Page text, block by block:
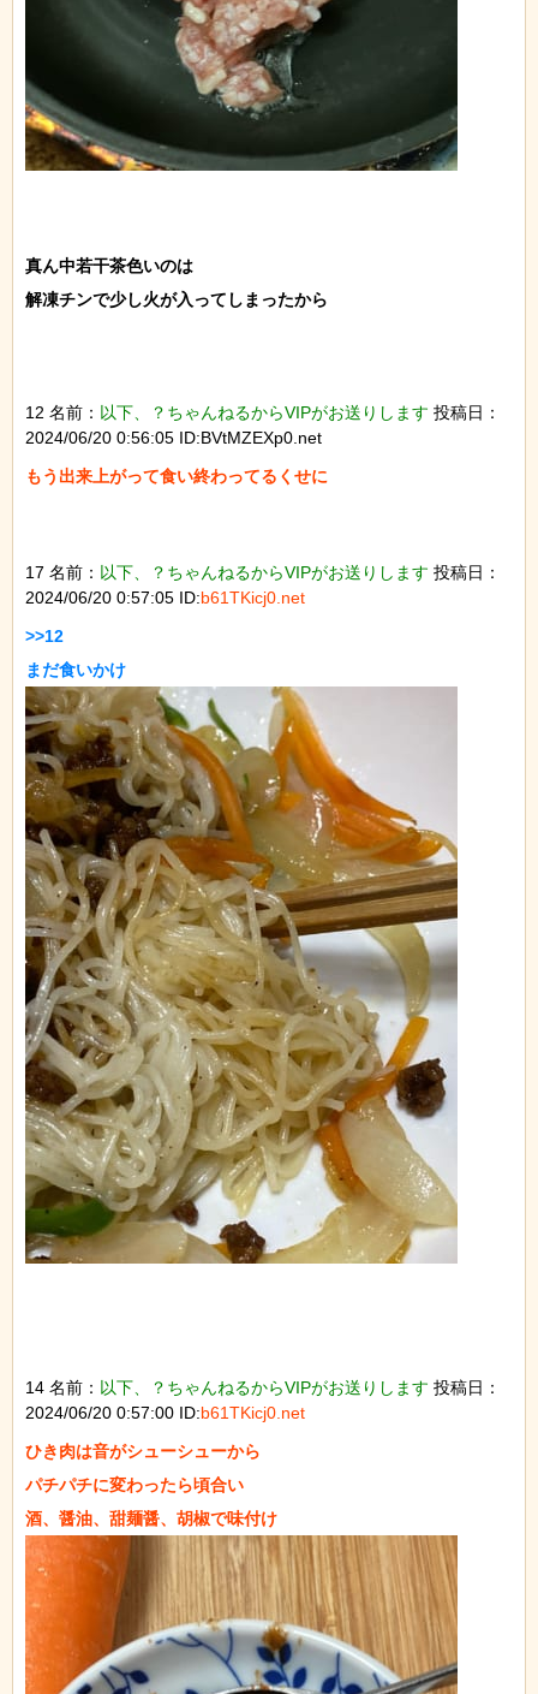
真ん中若干茶色いのは
解凍チンで少し火が入ってしまったから
12 名前： 以下、？ちゃんねるからVIPがお送りします 投稿日：
2024/06/20 0:56:05 ID:BVtMZEXp0.net
もう出来上がって食い終わってるくせに
17 名前： 以下、？ちゃんねるからVIPがお送りします 投稿日：
2024/06/20 0:57:05 ID:b61TKicj0.net
>>12
14 名前： 以下、？ちゃんねるからVIPがお送りします 投稿日：
2024/06/20 0:57:00 ID:b61TKicj0.net
ひき肉は音がシューシューから
パチパチに変わったら頃合い